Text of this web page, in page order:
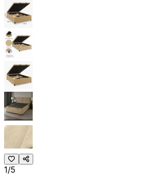
1/5